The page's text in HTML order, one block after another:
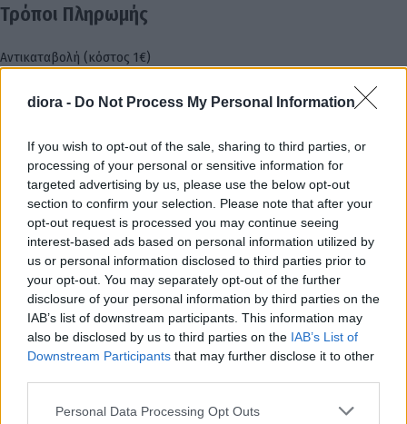
diora - Do Not Process My Personal Information
If you wish to opt-out of the sale, sharing to third parties, or
processing of your personal or sensitive information for
targeted advertising by us, please use the below opt-out
section to confirm your selection. Please note that after your
opt-out request is processed you may continue seeing
interest-based ads based on personal information utilized by
us or personal information disclosed to third parties prior to
your opt-out. You may separately opt-out of the further
disclosure of your personal information by third parties on the
IAB’s list of downstream participants. This information may
also be disclosed by us to third parties on the IAB’s List of
Downstream Participants that may further disclose it to other
Please note that this website/app uses one or more Google
Personal Data Processing Opt Outs
Τρόποι Πληρωμής
Αντικαταβολή (κόστος 1€)
Τραπεζική κατάθεση (η αποστολή γίνεται μετά την επιβεβαίωση
Αποστολή
Αποστολές σε Ελλάδα & Κύπρο
Box Now (κόστος 3.5€)
Δωρεάν μεταφορικά για αγορές άνω των 60€
Επιστροφές
Δυνατότητα επιστροφής εντός 14 ημερών
Τα προϊόντα πρέπει να είναι αφόρετα, άθικτα και με τα ταμπελάκια τους
Επιστροφή χρημάτων μέσω τραπεζικής κατάθεσης (έως 14 εργάσιμες)
Τα έξοδα αποστολής & επιστροφής επιβαρύνουν τον πελάτη
Σχετικά προϊόντα